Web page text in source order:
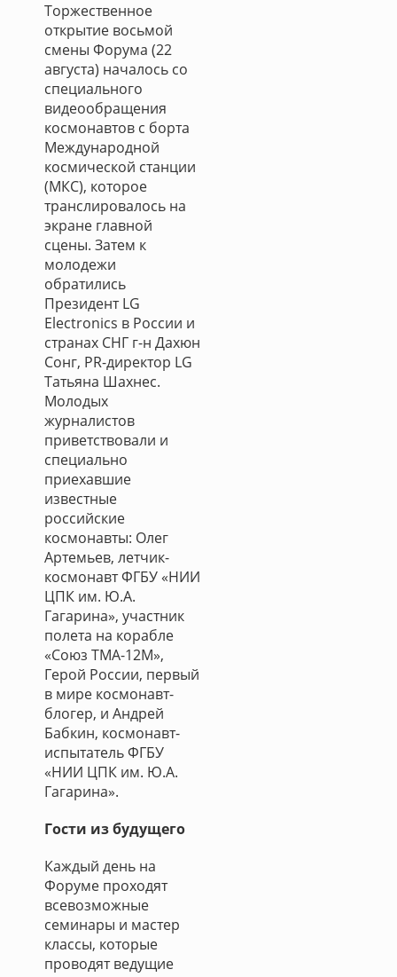
Торжественное
открытие восьмой
смены Форума (22
августа) началось со
специального
видеообращения
космонавтов с борта
Международной
космической станции
(МКС), которое
транслировалось на
экране главной
сцены. Затем к
молодежи
обратились
Президент LG
Electronics в России и
странах СНГ г-н Дахюн
Сонг, PR-директор LG
Татьяна Шахнес.
Молодых
журналистов
приветствовали и
специально
приехавшие
известные
российские
космонавты: Олег
Артемьев, летчик-
космонавт ФГБУ «НИИ
ЦПК им. Ю.А.
Гагарина», участник
полета на корабле
«Союз ТМА-12М»,
Герой России, первый
в мире космонавт-
блогер, и Андрей
Бабкин, космонавт-
испытатель ФГБУ
«НИИ ЦПК им. Ю.А.
Гагарина».
Гости из будущего
Каждый день на
Форуме проходят
всевозможные
семинары и мастер
классы, которые
проводят ведущие